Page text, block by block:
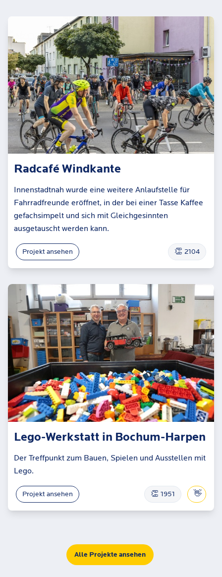
Radcafé Windkante
Innenstadtnah wurde eine weitere Anlaufstelle für
Fahrradfreunde eröffnet, in der bei einer Tasse Kaffee
gefachsimpelt und sich mit Gleichgesinnten
ausgetauscht werden kann.
Projekt ansehen 👏 2104
Lego-Werkstatt in Bochum-Harpen
Der Treffpunkt zum Bauen, Spielen und Ausstellen mit
Lego.
Projekt ansehen 👏 1951 👋
Alle Projekte ansehen